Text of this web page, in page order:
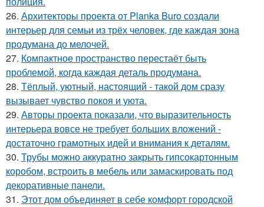
26. Архитекторы проекта от Planka Buro создали
интерьер для семьи из трёх человек, где каждая зона
продумана до мелочей.
27. Компактное пространство перестаёт быть
проблемой, когда каждая деталь продумана.
28. Тёплый, уютный, настоящий - такой дом сразу
вызывает чувство покоя и уюта.
29. Авторы проекта показали, что выразительность
интерьера вовсе не требует больших вложений -
достаточно грамотных идей и внимания к деталям.
30. Трубы можно аккуратно закрыть гипсокартонным
коробом, встроить в мебель или замаскировать под
декоративные панели.
31. Этот дом объединяет в себе комфорт городской